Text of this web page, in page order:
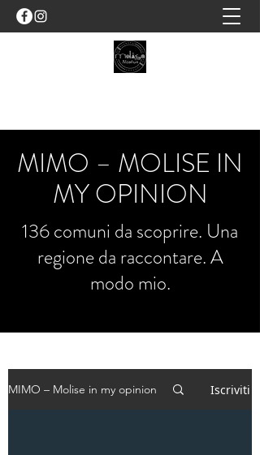
MIMO – MOLISE IN
MY OPINION
136 comuni da scoprire. Una
regione da raccontare. A
modo mio.
MIMO – Molise in my opinion Iscriviti